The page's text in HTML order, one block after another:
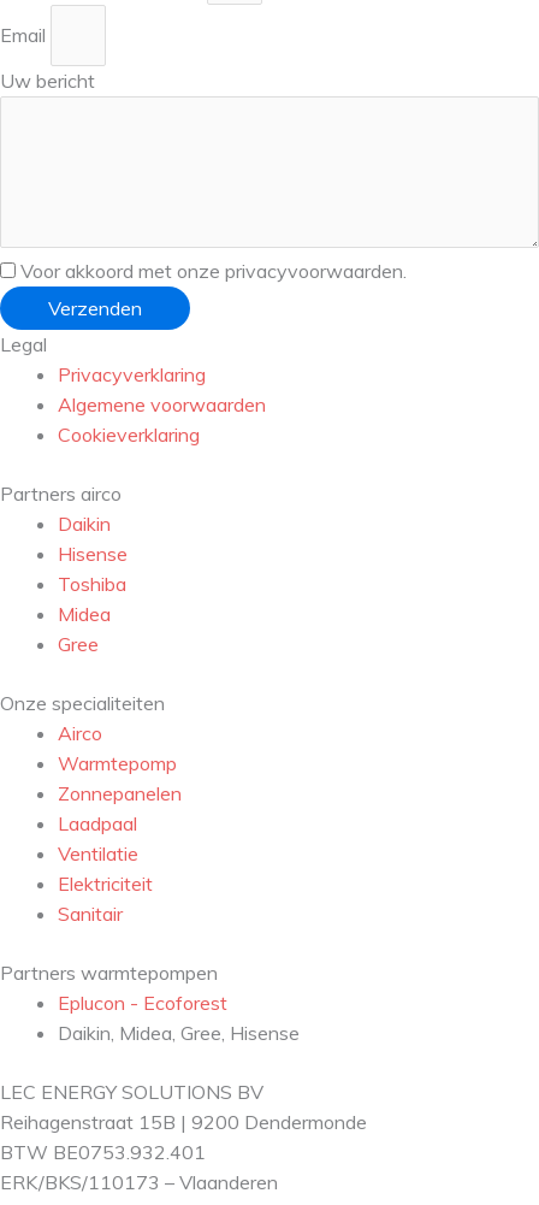
Email
Uw bericht
Voor akkoord met onze privacyvoorwaarden.
Verzenden
Legal
Privacyverklaring
Algemene voorwaarden
Cookieverklaring
Partners airco
Daikin
Hisense
Toshiba
Midea
Gree
Onze specialiteiten
Airco
Warmtepomp
Zonnepanelen
Laadpaal
Ventilatie
Elektriciteit
Sanitair
Partners warmtepompen
Eplucon - Ecoforest
Daikin, Midea, Gree, Hisense
LEC ENERGY SOLUTIONS BV
Reihagenstraat 15B | 9200 Dendermonde
BTW BE0753.932.401
ERK/BKS/110173 – Vlaanderen